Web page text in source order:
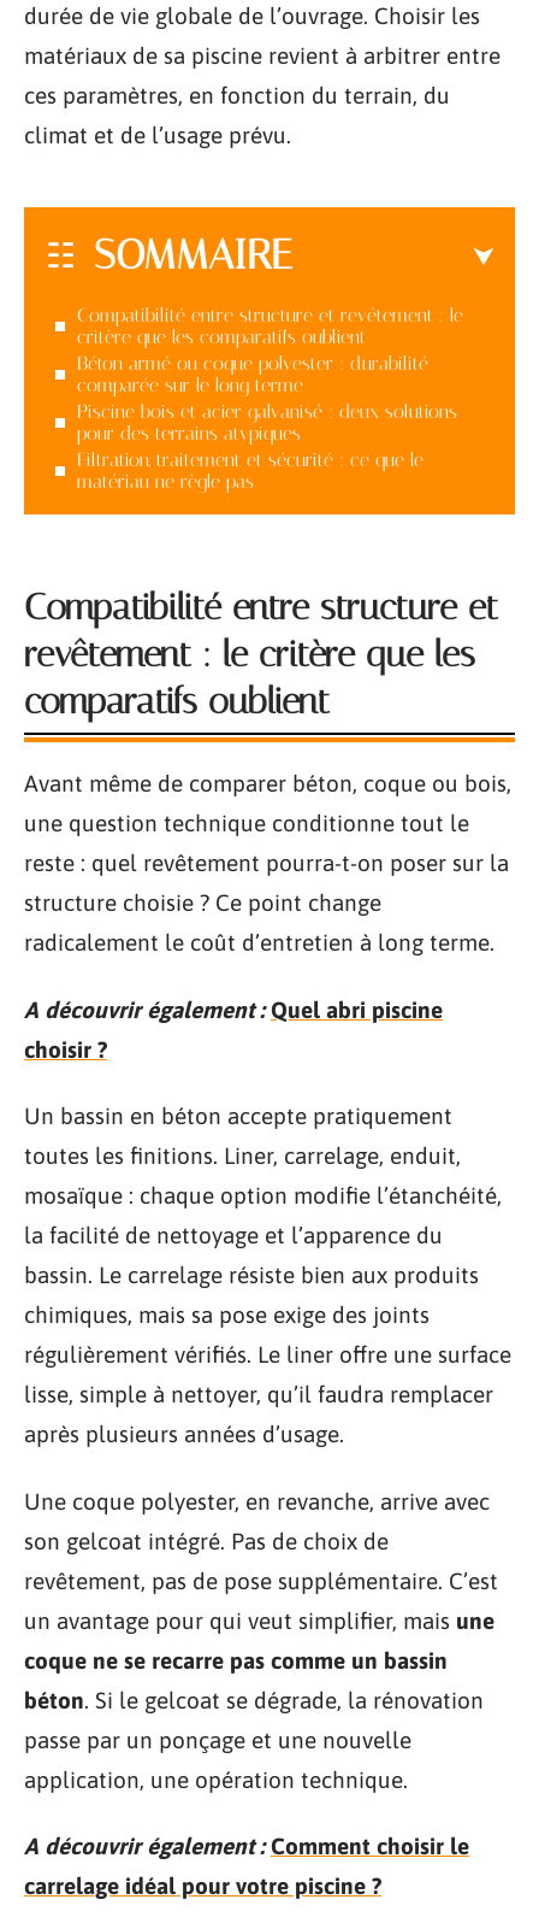
durée de vie globale de l’ouvrage. Choisir les
matériaux de sa piscine revient à arbitrer entre
ces paramètres, en fonction du terrain, du
climat et de l’usage prévu.
SOMMAIRE
Compatibilité entre structure et revêtement : le
critère que les comparatifs oublient
Béton armé ou coque polyester : durabilité
comparée sur le long terme
Piscine bois et acier galvanisé : deux solutions
pour des terrains atypiques
Filtration, traitement et sécurité : ce que le
matériau ne règle pas
Compatibilité entre structure et
revêtement : le critère que les
comparatifs oublient
Avant même de comparer béton, coque ou bois,
une question technique conditionne tout le
reste : quel revêtement pourra-t-on poser sur la
structure choisie ? Ce point change
radicalement le coût d’entretien à long terme.
A découvrir également : Quel abri piscine
choisir ?
Un bassin en béton accepte pratiquement
toutes les finitions. Liner, carrelage, enduit,
mosaïque : chaque option modifie l’étanchéité,
la facilité de nettoyage et l’apparence du
bassin. Le carrelage résiste bien aux produits
chimiques, mais sa pose exige des joints
régulièrement vérifiés. Le liner offre une surface
lisse, simple à nettoyer, qu’il faudra remplacer
après plusieurs années d’usage.
Une coque polyester, en revanche, arrive avec
son gelcoat intégré. Pas de choix de
revêtement, pas de pose supplémentaire. C’est
un avantage pour qui veut simplifier, mais une
coque ne se recarre pas comme un bassin
béton. Si le gelcoat se dégrade, la rénovation
passe par un ponçage et une nouvelle
application, une opération technique.
A découvrir également : Comment choisir le
carrelage idéal pour votre piscine ?